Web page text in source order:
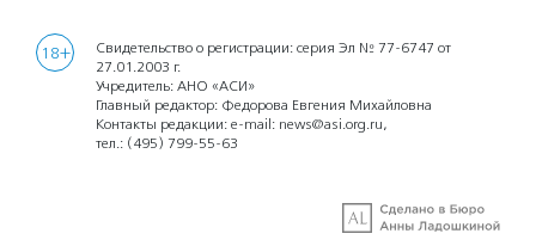
18+
Свидетельство о регистрации: серия Эл № 77-6747 от
27.01.2003 г.
Учредитель: АНО «АСИ»
Главный редактор: Федорова Евгения Михайловна
Контакты редакции: e-mail: news@asi.org.ru,
тел.: (495) 799-55-63